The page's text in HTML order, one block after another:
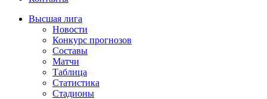
Высшая лига
Новости
Конкурс прогнозов
Составы
Матчи
Таблица
Статистика
Стадионы